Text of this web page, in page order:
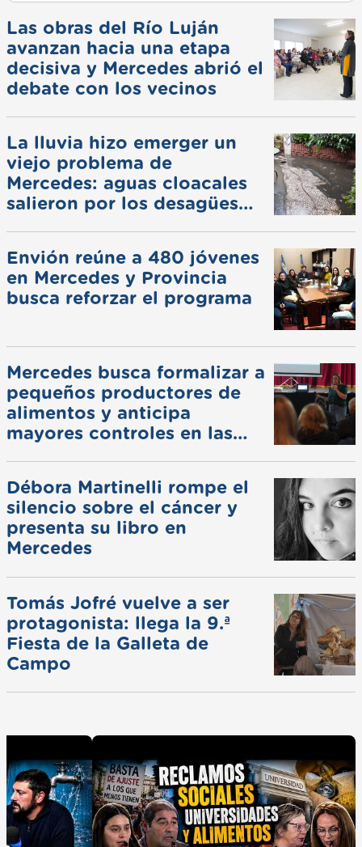
Las obras del Río Luján
avanzan hacia una etapa
decisiva y Mercedes abrió el
debate con los vecinos
La lluvia hizo emerger un
viejo problema de
Mercedes: aguas cloacales
salieron por los desagües
Envión reúne a 480 jóvenes
en Mercedes y Provincia
busca reforzar el programa
Mercedes busca formalizar a
pequeños productores de
alimentos y anticipa
mayores controles en las
Débora Martinelli rompe el
silencio sobre el cáncer y
presenta su libro en
Mercedes
Tomás Jofré vuelve a ser
protagonista: llega la 9.ª
Fiesta de la Galleta de
Campo